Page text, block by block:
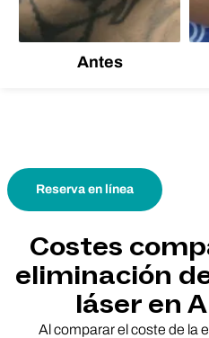
Antes
Reserva en línea
Costes
eliminación
láser en
Al comparar el coste de la